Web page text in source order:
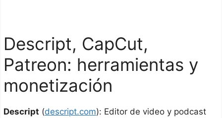
Descript, CapCut,
Patreon: herramientas y
monetización
Descript (descript.com): Editor de video y podcast